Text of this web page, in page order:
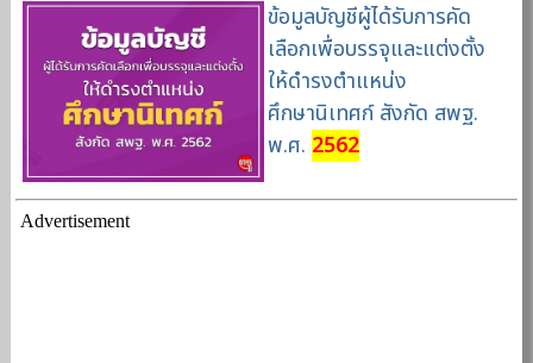
ข้อมูลบัญชีผู้ได้รับการคัด
เลือกเพื่อบรรจุและแต่งตั้ง
ให้ดำรงตำแหน่ง
ศึกษานิเทศก์ สังกัด สพฐ.
พ.ศ. 2562
Advertisement